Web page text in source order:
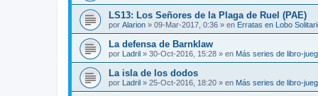
LS13: Los Señores de la Plaga de Ruel (PAE)
por Alarion » 09-Mar-2017, 0:36 » en Erratas en Lobo
La defensa de Barnklaw
por Ladril » 30-Oct-2016, 15:28 » en Más series de libro-
La isla de los dodos
por Ladril » 25-Oct-2016, 18:20 » en Más series de libro-